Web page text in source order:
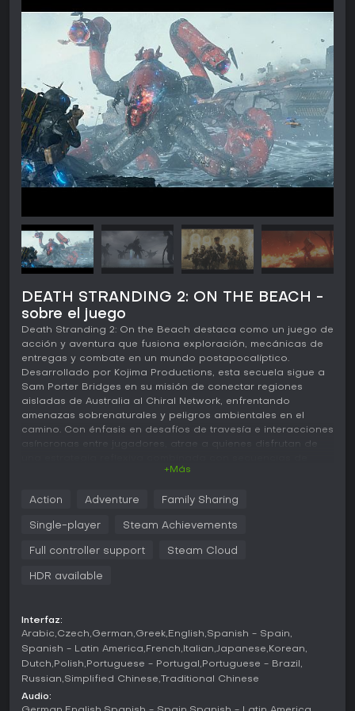
DEATH STRANDING 2: ON THE BEACH -
sobre el juego
Death Stranding 2: On the Beach destaca como un juego de
acción y aventura que fusiona exploración, mecánicas de
entregas y combate en un mundo postapocalíptico.
Desarrollado por Kojima Productions, esta secuela sigue a
Sam Porter Bridges en su misión de conectar regiones
aisladas de Australia al Chiral Network, enfrentando
amenazas sobrenaturales y peligros ambientales en el
camino. Con énfasis en desafíos de travesía e interacciones
asíncronas entre jugadores, atrae a quienes disfrutan de
Jugabilidad
En Death Stranding 2: On the Beach, la experiencia gira en
completar entregas para expandir la red. Los jugadores
escaleras o granadas de sangre, y luego afrontan
ríos crecidos por lluvias intensas. Timefall, una lluvia única
que acelera el envejecimiento, suma un riesgo extra a las
travesías al aire libre.
Las mecánicas de combate y sigilo brindan flexibilidad. Los
bumeranes de sangre para drenar su fuerza vital, mientras
+Más
Action Adventure Family Sharing
Single-player Steam Achievements
Full controller support Steam Cloud
HDR available
Interfaz:
Arabic Czech German Greek English Spanish - Spain
Spanish - Latin America French Italian Japanese Korean
Dutch Polish Portuguese - Portugal
Portuguese - Brazil
Russian Simplified Chinese Traditional Chinese
Audio: